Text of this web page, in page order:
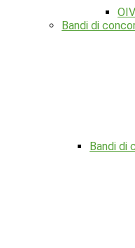
Bandi di
Bandi di